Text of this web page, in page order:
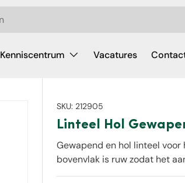
Kenniscentrum Vacatures
SKU: 212905
Linteel Hol
Gewapend en hol linteel
bovenvlak is ruw zodat het